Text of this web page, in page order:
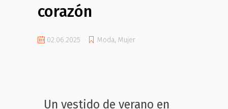
corazón
02.06.2025 Moda, Mujer
Un vestido de verano en